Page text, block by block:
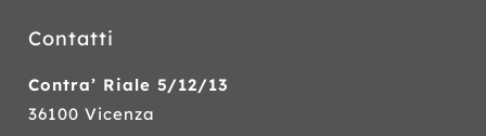
Contatti
Contra’ Riale 5/12/13
36100 Vicenza